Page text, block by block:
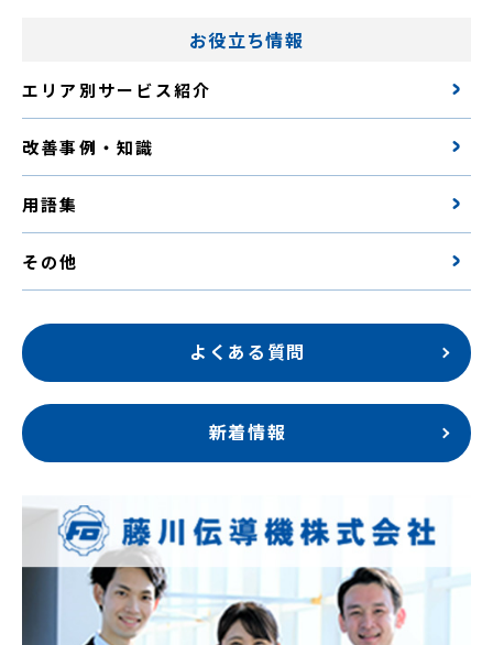
お役立ち情報
エリア別サービス紹介
改善事例・知識
用語集
その他
よくある質問
新着情報